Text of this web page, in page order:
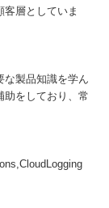
層としていま
な製品知識を学ん
助をしており、常